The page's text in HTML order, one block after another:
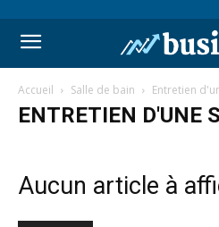
Accueil Salle de bain Entretien
ENTRETIEN D'UNE
Aucun article à